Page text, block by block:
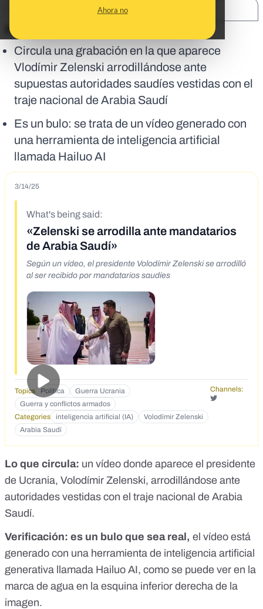
Ahora no
En corto:
Circula una grabación en la que aparece
Vlodímir Zelenski arrodillándose ante
supuestas autoridades saudíes vestidas con el
traje nacional de Arabia Saudí
Es un bulo: se trata de un vídeo generado con
una herramienta de inteligencia artificial
llamada Hailuo AI
3/14/25
What's being said:
«Zelenski se arrodilla ante mandatarios
de Arabia Saudí»
Según un vídeo, el presidente Volodímir Zelenski se arrodilló
al ser recibido por mandatarios saudíes
Topics Política
Guerra Ucrania
Guerra y conflictos armados
Channels:
Categories inteligencia artificial (IA)
Volodímir Zelenski
Arabia Saudí
Lo que circula: un vídeo donde aparece el presidente
de Ucrania, Volodímir Zelenski, arrodillándose ante
autoridades vestidas con el traje nacional de Arabia
Saudí.
Verificación: es un bulo que sea real, el vídeo está
generado con una herramienta de inteligencia artificial
generativa llamada Hailuo AI, como se puede ver en la
marca de agua en la esquina inferior derecha de la
imagen.